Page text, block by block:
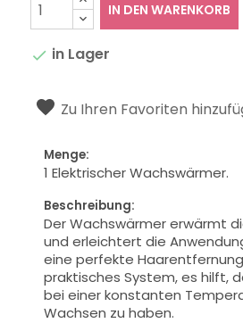
IN DEN WARENKORB
 in Lager
Zu Ihren Favoriten
Menge:
1 Elektrischer Wachswärmer.
Beschreibung:
Der Wachswärmer erwärmt
und erleichtert die
eine perfekte
praktisches System, es hilft,
bei einer konstanten
Wachsen zu haben.